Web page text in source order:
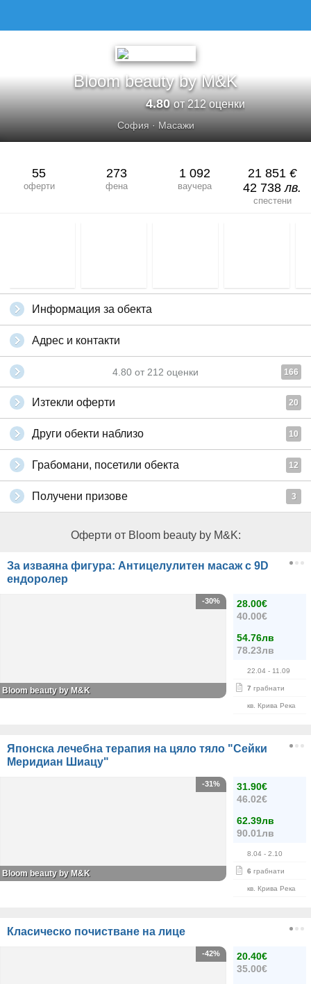
Bloom beauty by M&K
4.80от 212 оценки
София· Масажи
55
оферти
273
фена
1 092
ваучера
21 851 €
42 738лв.
спестени
Информация за обекта
Адрес и контакти
4.80 от 212 оценки 166
Изтекли оферти 20
Други обекти наблизо 10
Грабомани, посетили обекта 12
Получени призове 3
Оферти от Bloom beauty by M&K:
За изваяна фигура: Антицелулитен масаж с 9D
ендоролер
28.00€
40.00€
54.76лв
78.23лв
22.04 - 11.09
7 грабнати
кв. Крива Река
-30%
Bloom beauty by M&K
Японска лечебна терапия на цяло тяло "Сейки
Меридиан Шиацу"
31.90€
46.02€
62.39лв
90.01лв
8.04 - 2.10
6 грабнати
кв. Крива Река
-31%
Bloom beauty by M&K
Класическо почистване на лице
20.40€
35.00€
-42%